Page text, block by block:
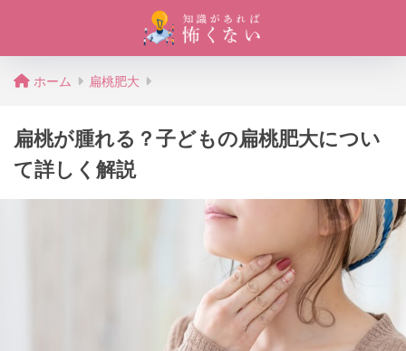
ホーム 扁桃肥大
扁桃が腫れる？子どもの扁桃肥大につい
て詳しく解説